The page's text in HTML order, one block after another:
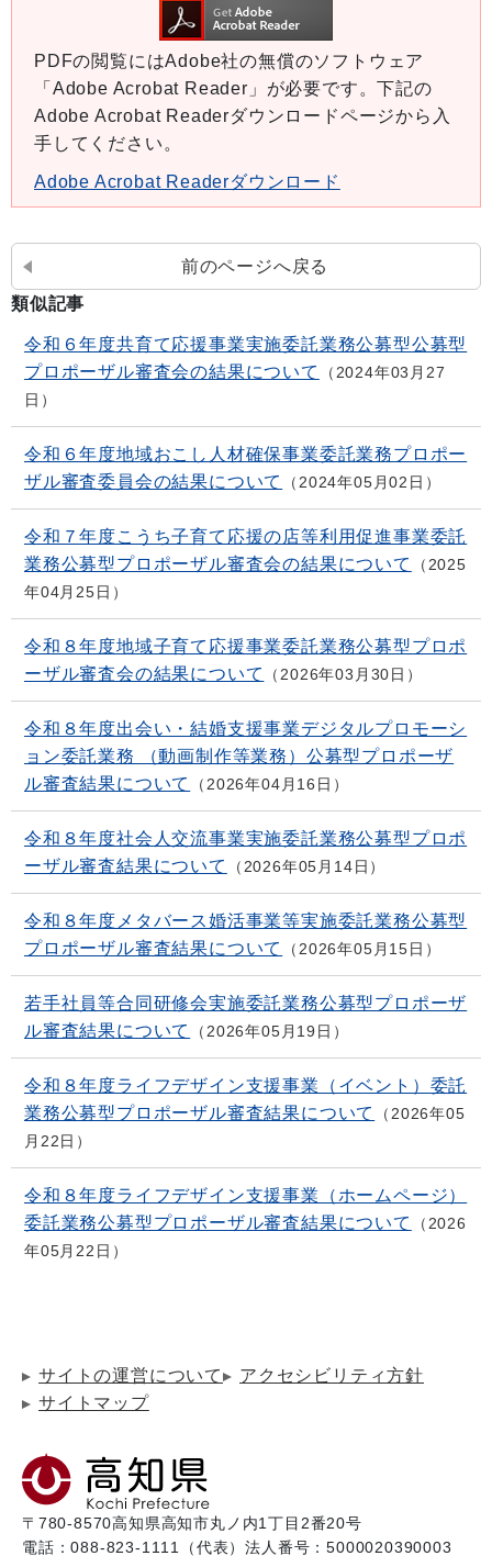
PDFの閲覧にはAdobe社の無償のソフトウェア
「Adobe Acrobat Reader」が必要です。下記の
Adobe Acrobat Readerダウンロードページから入
手してください。
Adobe Acrobat Readerダウンロード
前のページへ戻る
類似記事
令和６年度共育て応援事業実施委託業務公募型公募型
プロポーザル審査会の結果について
2024年03月27
日
令和６年度地域おこし人材確保事業委託業務プロポー
ザル審査委員会の結果について
2024年05月02日
令和７年度こうち子育て応援の店等利用促進事業委託
業務公募型プロポーザル審査会の結果について
2025
年04月25日
令和８年度地域子育て応援事業委託業務公募型プロポ
ーザル審査会の結果について
2026年03月30日
令和８年度出会い・結婚支援事業デジタルプロモーシ
ョン委託業務 （動画制作等業務）公募型プロポーザ
ル審査結果について
2026年04月16日
令和８年度社会人交流事業実施委託業務公募型プロポ
ーザル審査結果について
2026年05月14日
令和８年度メタバース婚活事業等実施委託業務公募型
プロポーザル審査結果について
2026年05月15日
若手社員等合同研修会実施委託業務公募型プロポーザ
ル審査結果について
2026年05月19日
令和８年度ライフデザイン支援事業（イベント）委託
業務公募型プロポーザル審査結果について
2026年05
月22日
令和８年度ライフデザイン支援事業（ホームページ）
委託業務公募型プロポーザル審査結果について
2026
年05月22日
サイトの運営について
アクセシビリティ方針
サイトマップ
〒780-8570高知県高知市丸ノ内1丁目2番20号
電話：088-823-1111（代表）法人番号：5000020390003